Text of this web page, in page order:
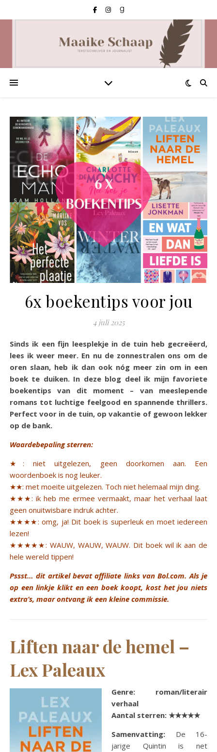
6x boekentips voor jou
4 juli 2025
Sinds ik een fijn leesplekje in de tuin heb gecreëerd,
lees ik weer meer. En nu de zonnestralen ons om de
oren slaan, heb ik dan ook nóg meer zin om in een
boek te duiken. In deze blog deel ik mijn favoriete
boekentips van dit moment – van meeslepende
romans tot luchtige feelgood en spannende thrillers.
Perfect voor in de tuin, op vakantie of gewoon lekker
op de bank.
Waardebepaling sterren:
★: niet uitgelezen, geen doorkomen aan. Een
woordenboek is nog leuker.
★★: met moeite uitgelezen. Toch niet helemaal mijn ding.
★★★: ik heb me ermee vermaakt, maar het verhaal laat
geen onuitwisbare indruk achter.
★★★★: omg, ja! Dit boek is superleuk en moet iedereen
lezen!
★★★★★: WAUW, WAUW, WAUW. Dit boek wil ik aan de
hele wereld tippen!
Pssst… dit artikel bevat affiliate links van Bol.com. Als je
op een linkje klikt en een boek koopt, kost het jou niets
extra’s, maar ontvang ik een kleine commissie.
Liften naar de hemel –
Lex Paleaux
Genre: roman/literair
verhaal
Aantal sterren: ★★★★★
Samenvatting:
De 16-
jarige Quintin is net